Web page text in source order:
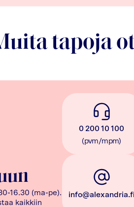
tapoja
16.30 (ma-pe).
kaikkiin
0 200 10 100
(pvm/mpm)
info@alexandria.fi